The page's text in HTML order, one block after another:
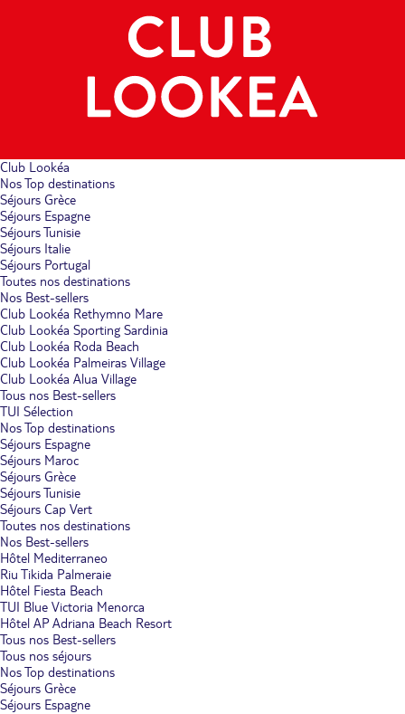
Club Lookéa
Nos Top destinations
Séjours Grèce
Séjours Espagne
Séjours Tunisie
Séjours Italie
Séjours Portugal
Toutes nos destinations
Nos Best-sellers
Club Lookéa Rethymno Mare
Club Lookéa Sporting Sardinia
Club Lookéa Roda Beach
Club Lookéa Palmeiras Village
Club Lookéa Alua Village
Tous nos Best-sellers
TUI Sélection
Nos Top destinations
Séjours Espagne
Séjours Maroc
Séjours Grèce
Séjours Tunisie
Séjours Cap Vert
Toutes nos destinations
Nos Best-sellers
Hôtel Mediterraneo
Riu Tikida Palmeraie
Hôtel Fiesta Beach
TUI Blue Victoria Menorca
Hôtel AP Adriana Beach Resort
Tous nos Best-sellers
Tous nos séjours
Nos Top destinations
Séjours Grèce
Séjours Espagne